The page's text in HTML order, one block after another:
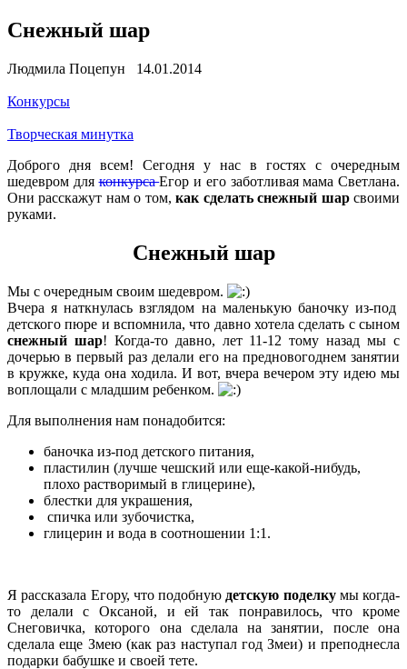
Снежный шар
Людмила Поцепун 14.01.2014
Конкурсы
Творческая минутка
Доброго дня всем! Сегодня у нас в гостях с очередным
шедевром дляконкурсаЕгор и его заботливая мама Светлана.
Они расскажут нам о том,как сделать снежный шарсвоими
руками.
Снежный шар
Мы с очередным своим шедевром.
Вчера я наткнулась взглядом на маленькую баночку из-под
детского пюре и вспомнила, что давно хотела сделать с сыном
снежный шар! Когда-то давно, лет 11-12 тому назад мы с
дочерью в первый раз делали его на предновогоднем занятии
в кружке, куда она ходила. И вот, вчера вечером эту идею мы
воплощали с младшим ребенком.
Для выполнения нам понадобится:
баночка из-под детского питания,
пластилин (лучше чешский или еще-какой-нибудь,
плохо растворимый в глицерине),
блестки для украшения,
спичка или зубочистка,
глицерин и вода в соотношении 1:1.
Я рассказала Егору, что подобную детскую поделкумы когда-
то делали с Оксаной, и ей так понравилось, что кроме
Снеговичка, которого она сделала на занятии, после она
сделала еще Змею (как раз наступал год Змеи) и преподнесла
подарки бабушке и своей тете.